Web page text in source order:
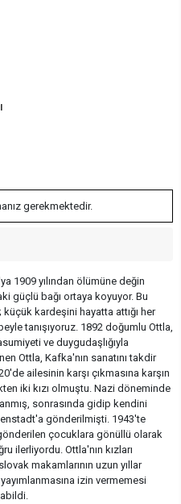
gerekmektedir.
1909 yılından ölümüne değin
güçlü bağı ortaya koyuyor. Bu
kardeşini hayatta attığı her
tanışıyoruz. 1892 doğumlu Ottla,
ve duygudaşlığıyla
Ottla, Kafka'nın sanatını takdir
ailesinin karşı çıkmasına karşın
iki kızı olmuştu. Nazi döneminde
sonrasında gidip kendini
gönderilmişti. 1943'te
çocuklara gönüllü olarak
ilerliyordu. Ottla'nın kızları
makamlarının uzun yıllar
izin vermemesi